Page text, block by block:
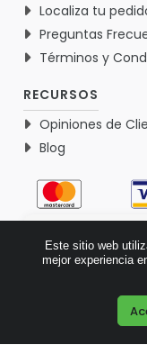
Localiza tu
Preguntas
Términos y
RECURSOS
Opiniones de
Blog
Este sitio web
mejor experiencia